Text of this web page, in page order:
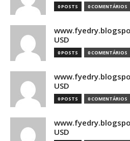
0 POSTS 0 COMENTÁRIOS
USD
0 POSTS 0 COMENTÁRIOS
USD
0 POSTS 0 COMENTÁRIOS
USD